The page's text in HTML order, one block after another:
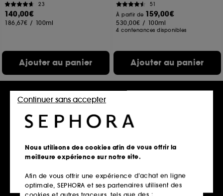
23
140,00€
186,67€ / 100ml
Ajouter au panier
51
À partir de 159,00€
530,00€ / 100ml
4 contenances disponibles
Ajouter au panier
PENHALIGON'S
The Coveted Duchess Rose
Eau de parfum Florale
CHANEL
COCO MADEMOISELLE
Crème Corps Soyeuse
Nous utilisons des cookies afin de vous offrir la
meilleure expérience sur notre site.
Afin de vous offrir une expérience d’achat en ligne
optimale, SEPHORA et ses partenaires utilisent des
cookies et autres traceurs, tels que des :
Continuer sans accepter